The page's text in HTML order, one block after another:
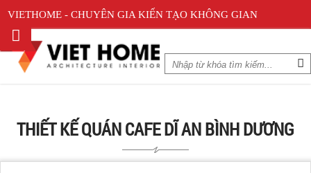
VIETHOME - CHUYÊN GIA KIẾN TẠO KHÔNG GIAN
THIẾT KẾ QUÁN CAFE DĨ AN BÌNH DƯƠNG